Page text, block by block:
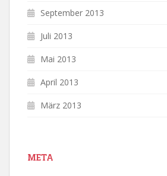
September 2013
Juli 2013
Mai 2013
April 2013
März 2013
META